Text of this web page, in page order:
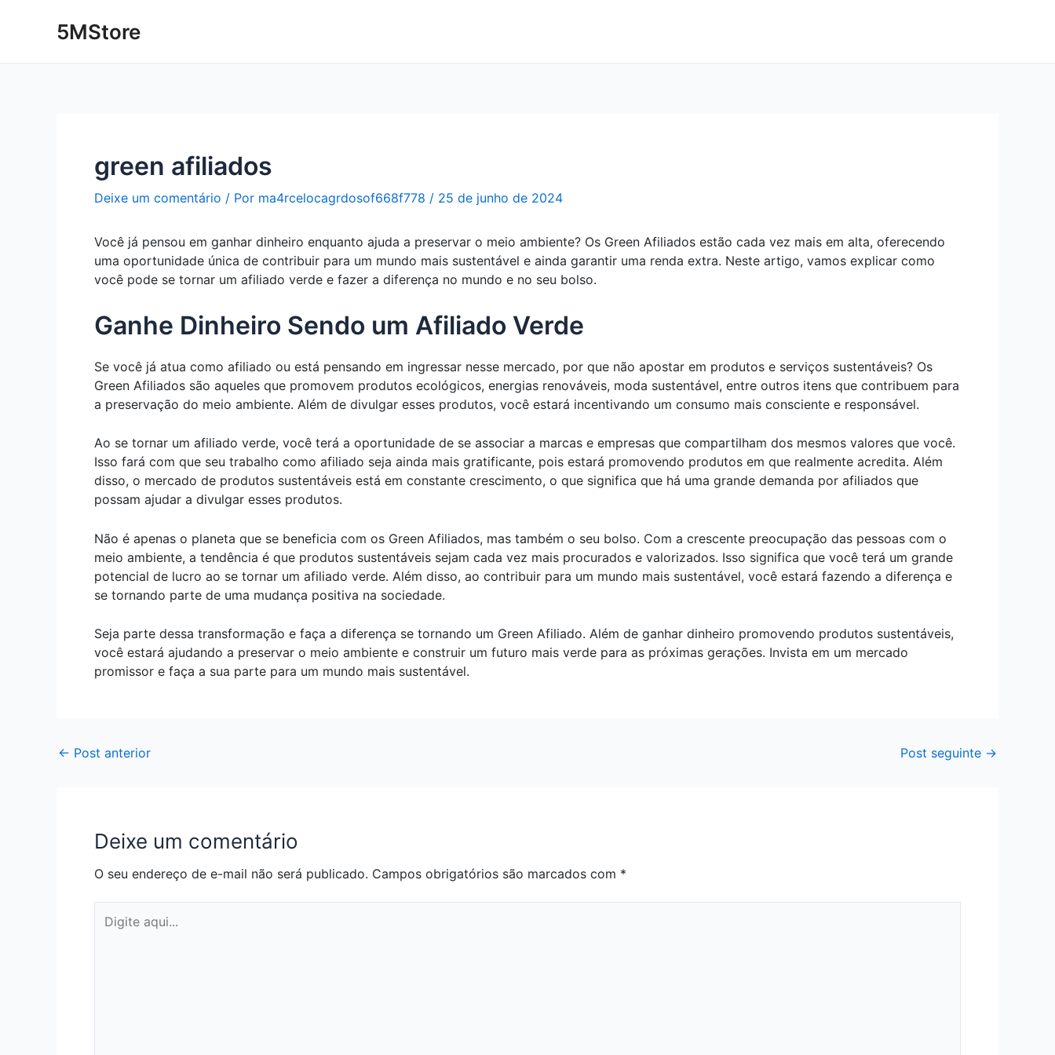
5MStore
green afiliados
Deixe um comentário / Por ma4rcelocagrdosof668f778 / 25 de junho de 2024
Você já pensou em ganhar dinheiro enquanto ajuda a preservar o meio ambiente? Os Green Afiliados estão cada vez mais em alta, oferecendo
uma oportunidade única de contribuir para um mundo mais sustentável e ainda garantir uma renda extra. Neste artigo, vamos explicar como
você pode se tornar um afiliado verde e fazer a diferença no mundo e no seu bolso.
Ganhe Dinheiro Sendo um Afiliado Verde
Se você já atua como afiliado ou está pensando em ingressar nesse mercado, por que não apostar em produtos e serviços sustentáveis? Os
Green Afiliados são aqueles que promovem produtos ecológicos, energias renováveis, moda sustentável, entre outros itens que contribuem para
a preservação do meio ambiente. Além de divulgar esses produtos, você estará incentivando um consumo mais consciente e responsável.
Ao se tornar um afiliado verde, você terá a oportunidade de se associar a marcas e empresas que compartilham dos mesmos valores que você.
Isso fará com que seu trabalho como afiliado seja ainda mais gratificante, pois estará promovendo produtos em que realmente acredita. Além
disso, o mercado de produtos sustentáveis está em constante crescimento, o que significa que há uma grande demanda por afiliados que
possam ajudar a divulgar esses produtos.
Não é apenas o planeta que se beneficia com os Green Afiliados, mas também o seu bolso. Com a crescente preocupação das pessoas com o
meio ambiente, a tendência é que produtos sustentáveis sejam cada vez mais procurados e valorizados. Isso significa que você terá um grande
potencial de lucro ao se tornar um afiliado verde. Além disso, ao contribuir para um mundo mais sustentável, você estará fazendo a diferença e
se tornando parte de uma mudança positiva na sociedade.
Seja parte dessa transformação e faça a diferença se tornando um Green Afiliado. Além de ganhar dinheiro promovendo produtos sustentáveis,
você estará ajudando a preservar o meio ambiente e construir um futuro mais verde para as próximas gerações. Invista em um mercado
promissor e faça a sua parte para um mundo mais sustentável.
navigation
← Post anterior Post seguinte →
Deixe um comentário
O seu endereço de e-mail não será publicado. Campos obrigatórios são marcados com *
aqui...